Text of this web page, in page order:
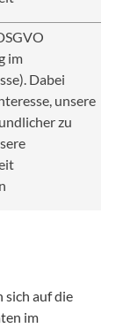
im
Dabei
unsere
zu
sich auf die
im